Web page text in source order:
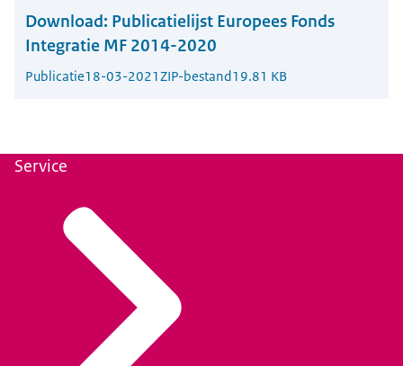
Download: Publicatielijst Europees Fonds
Integratie MF 2014-2020
Publicatie18-03-2021ZIP-bestand19.81 KB
Service